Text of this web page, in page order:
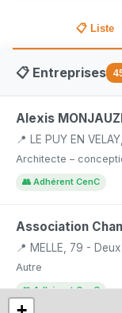
📋 Liste
📋 Entreprises
Alexis
📍 LE PUY EN
Architecte –
👥 Adhérent CenC
Association
📍 MELLE, 79 -
Autre
👥 Adhérent CenC